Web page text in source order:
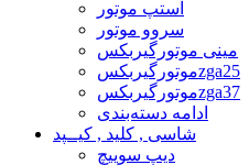
استپ موتور
سروو موتور
مینی موتورگیربکس
موتورگیربکسzga25
موتورگیربکسzga37
ادامه دسته‌بندی
شاسی , کلید , کیــپد
دیپ سوییچ